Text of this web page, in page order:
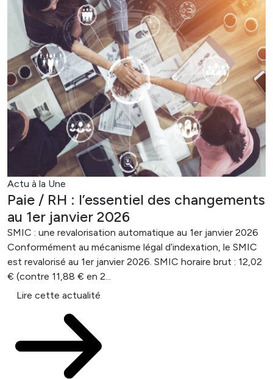
Actu à la Une
Paie / RH : l’essentiel des changements
au 1er janvier 2026
SMIC : une revalorisation automatique au 1er janvier 2026
Conformément au mécanisme légal d’indexation, le SMIC
est revalorisé au 1er janvier 2026. SMIC horaire brut : 12,02
€ (contre 11,88 € en 2...
Lire cette actualité